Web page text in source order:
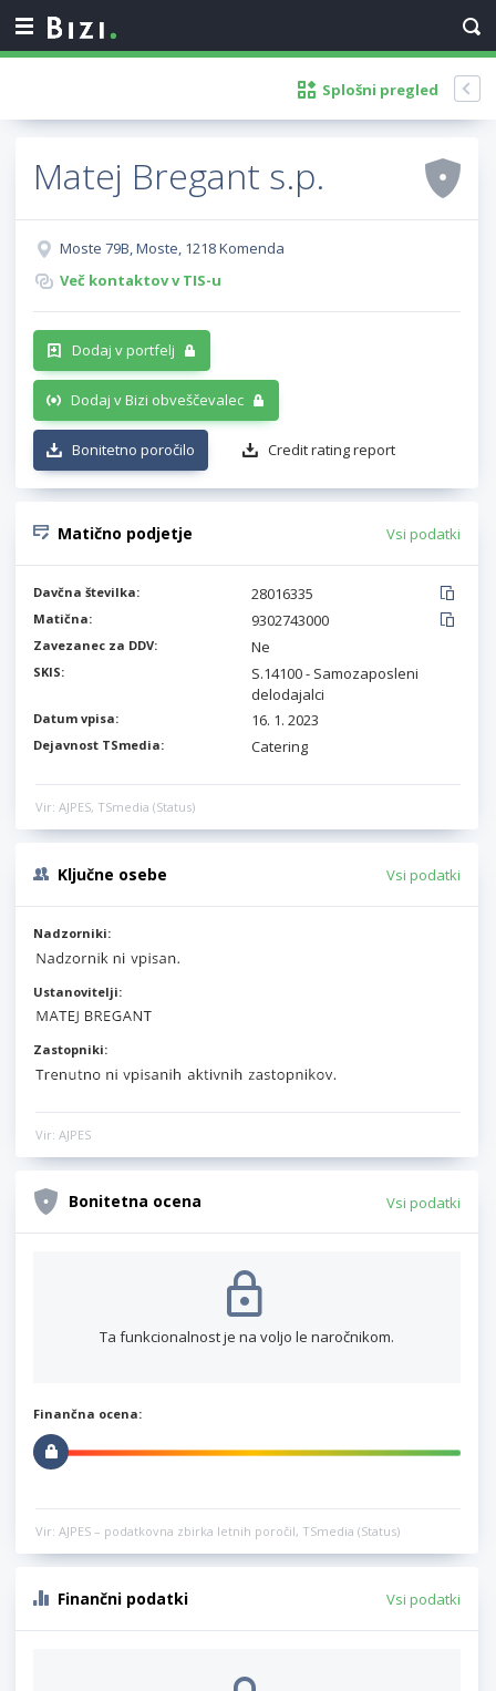
Splošni pregled
Matej Bregant s.p.
Moste 79B, Moste, 1218 Komenda
Več kontaktov v TIS-u
Dodaj v portfelj
Dodaj v Bizi obveščevalec
Bonitetno poročilo Credit rating report
Matično podjetje Vsi podatki
Davčna številka: 28016335
Matična: 9302743000
Zavezanec za DDV: Ne
SKIS:
S.14100 - Samozaposleni
delodajalci
Datum vpisa: 16. 1. 2023
Dejavnost TSmedia: Catering
Vir: AJPES, TSmedia (Status)
Ključne osebe Vsi podatki
Nadzorniki:
Ustanovitelji:
Zastopniki:
Vir: AJPES
Bonitetna ocena Vsi podatki
Ta funkcionalnost je na voljo le naročnikom.
Finančna ocena:
Vir: AJPES – podatkovna zbirka letnih poročil, TSmedia (Status)
Finančni podatki Vsi podatki